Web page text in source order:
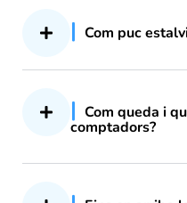
Com puc
Com queda i
comptadors?